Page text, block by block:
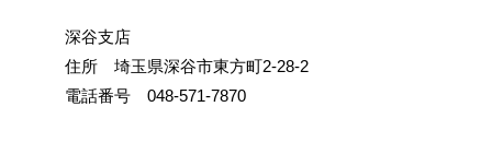
深谷支店
住所 埼玉県深谷市東方町2-28-2
電話番号 048-571-7870